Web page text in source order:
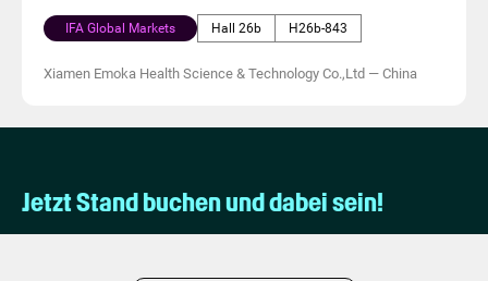
IFA Global Markets Hall 26b H26b-843
Xiamen Emoka Health Science & Technology Co.,Ltd — China
Jetzt Stand buchen und dabei sein!